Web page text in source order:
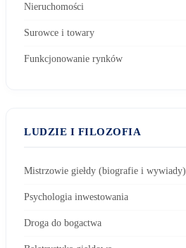
Nieruchomości
Surowce i towary
Funkcjonowanie rynków
LUDZIE I FILOZOFIA
Mistrzowie giełdy (biografie i wywiady)
Psychologia inwestowania
Droga do bogactwa